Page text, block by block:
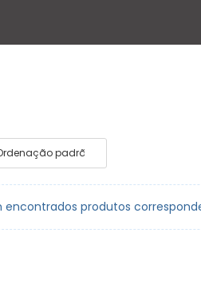
encontrados produtos